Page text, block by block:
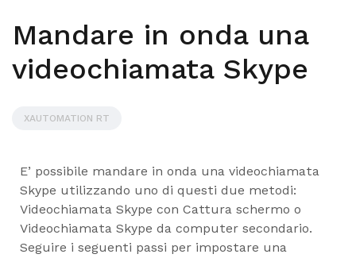
Mandare in onda una
videochiamata Skype
XAUTOMATION RT
E’ possibile mandare in onda una videochiamata
Skype utilizzando uno di questi due metodi:
Videochiamata Skype con Cattura schermo o
Videochiamata Skype da computer secondario.
Seguire i seguenti passi per impostare una